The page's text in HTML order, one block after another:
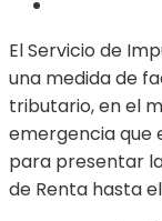
El Servicio de
una medida de
tributario, en el
emergencia que
para presentar
de Renta hasta